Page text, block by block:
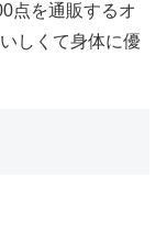
点を通販するオ
しくて身体に優